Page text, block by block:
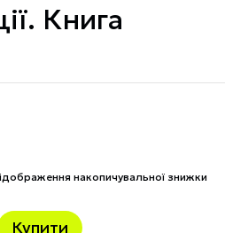
Книга
накопичувальної знижки
Купити